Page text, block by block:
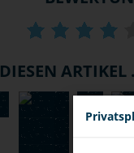
DIESEN ARTIKEL